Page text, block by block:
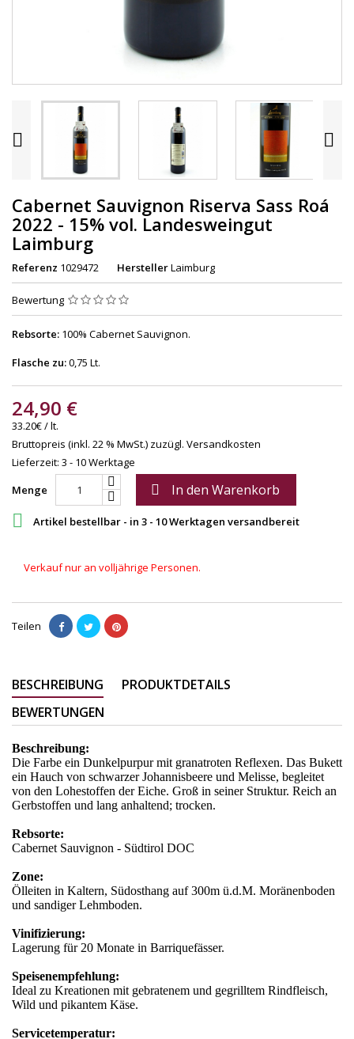
 
Cabernet Sauvignon Riserva Sass Roá
2022 - 15% vol. Landesweingut
Laimburg
Referenz 1029472 HerstellerLaimburg
Bewertung
Rebsorte: 100% Cabernet Sauvignon.
Flasche zu:0,75 Lt.
24,90 €
33.20€ / lt.
Bruttopreis (inkl. 22 % MwSt.) zuzügl. Versandkosten
Lieferzeit: 3 - 10 Werktage
Menge
 In den Warenkorb
 Artikel bestellbar - in 3 - 10 Werktagen versandbereit
Verkauf nur an volljährige Personen.
Teilen
BESCHREIBUNG
PRODUKTDETAILS
BEWERTUNGEN
Beschreibung:
Die Farbe ein Dunkelpurpur mit granatroten Reflexen. Das Bukett
ein Hauch von schwarzer Johannisbeere und Melisse, begleitet
von den Lohestoffen der Eiche. Groß in seiner Struktur. Reich an
Gerbstoffen und lang anhaltend; trocken.
Rebsorte:
Cabernet Sauvignon - Südtirol DOC
Zone:
Ölleiten in Kaltern, Südosthang auf 300m ü.d.M. Moränenboden
und sandiger Lehmboden.
Vinifizierung:
Lagerung für 20 Monate in Barriquefässer.
Speisenempfehlung:
Ideal zu Kreationen mit gebratenem und gegrilltem Rindfleisch,
Wild und pikantem Käse.
Servicetemperatur: